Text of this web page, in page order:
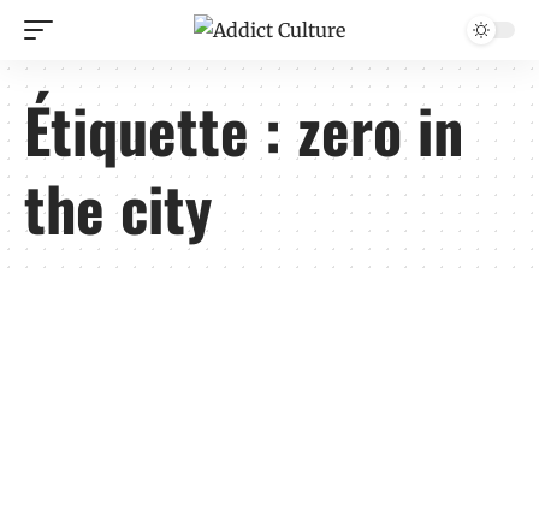
Étiquette :zero in
the city